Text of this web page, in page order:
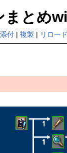
まとめ
添付| 複製 | リロー